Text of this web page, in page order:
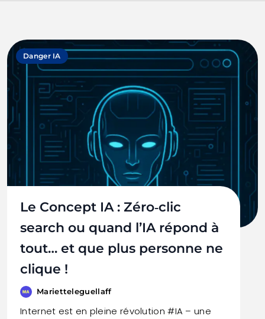
Danger IA
Le Concept IA : Zéro‑clic
search ou quand l’IA répond à
tout… et que plus personne ne
clique !
Marietteleguellaff
Internet est en pleine révolution #IA – une